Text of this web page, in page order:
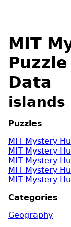
MIT
Data
islands
Puzzles
MIT Mystery
MIT Mystery
MIT Mystery
MIT Mystery
MIT Mystery
Categories
Geography